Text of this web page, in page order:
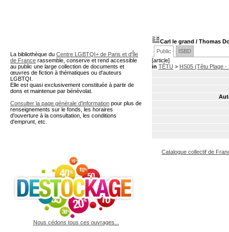
Carl le grand / Thomas
Public
ISBD
[article]
in TÊTU > HS05 (Têtu Plage -
Catalogue collectif de
La bibliothèque du Centre LGBTQI+ de Paris et d'Île
de France rassemble, conserve et rend accessible
au public une large collection de documents et
œuvres de fiction à thématiques ou d'auteurs
LGBTQI.
Elle est quasi exclusivement constituée à partir de
dons et maintenue par bénévolat.
Consulter la page générale d'information pour plus de
renseignements sur le fonds, les horaires
d'ouverture à la consultation, les conditions
d'emprunt, etc.
Nous cédons tous ces ouvrages...